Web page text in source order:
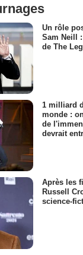
Un rôle
Sam Neill
de The
1 milliard
monde :
de
devrait
Après les
Russell
science-